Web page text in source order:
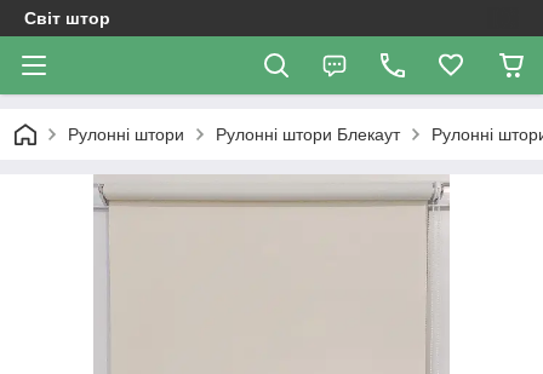
Світ штор
Рулонні штори Рулонні штори Блекаут Рулонні